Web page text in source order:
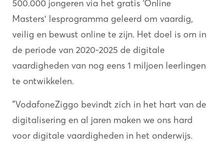
500.000 jongeren via het gratis ‘Online
Masters’ lesprogramma geleerd om vaardig,
veilig en bewust online te zijn. Het doel is om in
de periode van 2020-2025 de digitale
vaardigheden van nog eens 1 miljoen leerlingen
te ontwikkelen.
"VodafoneZiggo bevindt zich in het hart van de
digitalisering en al jaren maken we ons hard
voor digitale vaardigheden in het onderwijs.